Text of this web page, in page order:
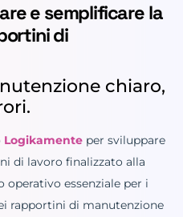
e semplificare la
di
chiaro,
Logikamente per sviluppare
di lavoro finalizzato alla
operativo essenziale per i
rapportini di manutenzione